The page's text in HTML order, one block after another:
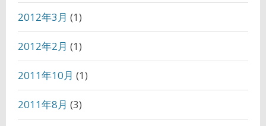
2012年3月 (1)
2012年2月 (1)
2011年10月 (1)
2011年8月 (3)